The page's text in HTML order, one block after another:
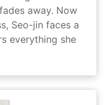
away. Now
Seo-jin faces a
everything she